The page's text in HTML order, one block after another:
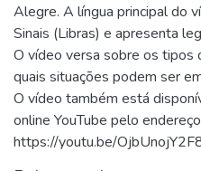
Alegre. A língua principal do
Sinais (Libras) e apresenta
O vídeo versa sobre os tipos
quais situações podem ser
O vídeo também está
online YouTube pelo
https://youtu.be/